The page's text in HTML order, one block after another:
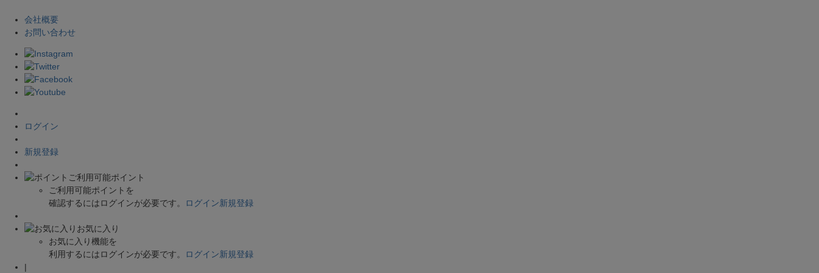
会社概要
お問い合わせ
ログイン
新規登録
ご利用可能ポイント
ご利用可能ポイントを
確認するにはログインが必要です。
ログイン新規登録
お気に入り
お気に入り機能を
利用するにはログインが必要です。
ログイン新規登録
|